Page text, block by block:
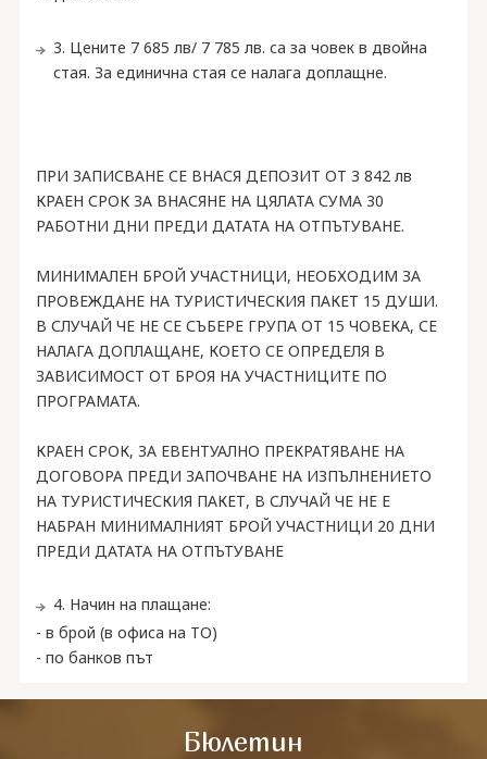
3. Цените 7 685 лв/ 7 785 лв. са за човек в двойна
стая. За единична стая се налага доплащне.
ПРИ ЗАПИСВАНЕ СЕ ВНАСЯ ДЕПОЗИТ ОТ 3 842 лв
КРАЕН СРОК ЗА ВНАСЯНЕ НА ЦЯЛАТА СУМА 30
РАБОТНИ ДНИ ПРЕДИ ДАТАТА НА ОТПЪТУВАНЕ.
МИНИМАЛЕН БРОЙ УЧАСТНИЦИ, НЕОБХОДИМ ЗА
ПРОВЕЖДАНЕ НА ТУРИСТИЧЕСКИЯ ПАКЕТ 15 ДУШИ.
В СЛУЧАЙ ЧЕ НЕ СЕ СЪБЕРЕ ГРУПА ОТ 15 ЧОВЕКА, СЕ
НАЛАГА ДОПЛАЩАНЕ, КОЕТО СЕ ОПРЕДЕЛЯ В
ЗАВИСИМОСТ ОТ БРОЯ НА УЧАСТНИЦИТЕ ПО
ПРОГРАМАТА.
КРАЕН СРОК, ЗА ЕВЕНТУАЛНО ПРЕКРАТЯВАНЕ НА
ДОГОВОРА ПРЕДИ ЗАПОЧВАНЕ НА ИЗПЪЛНЕНИЕТО
НА ТУРИСТИЧЕСКИЯ ПАКЕТ, В СЛУЧАЙ ЧЕ НЕ Е
НАБРАН МИНИМАЛНИЯТ БРОЙ УЧАСТНИЦИ 20 ДНИ
ПРЕДИ ДАТАТА НА ОТПЪТУВАНЕ
4. Начин на плащане:
- в брой (в офиса на ТО)
- по банков път
Бюлетин